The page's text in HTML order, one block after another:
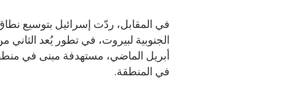
في المقابل، ردّت إسرائيل بتوسيع
الجنوبية لبيروت، في تطور يُعد
أبريل الماضي، مستهدفة مبنى في
في المنطقة.